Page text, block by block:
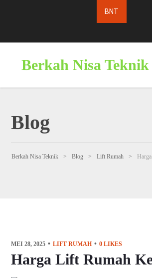
Berkah Nisa Teknik
Blog
Berkah Nisa Teknik > Blog > Lift Rumah >
MEI 28, 2025 LIFT RUMAH 0 LIKES
Harga Lift Rumah